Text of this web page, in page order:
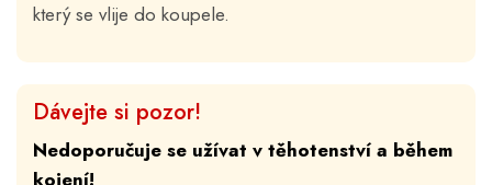
který se vlije do koupele.
Dávejte si pozor!
Nedoporučuje se užívat v těhotenství a během
kojení!